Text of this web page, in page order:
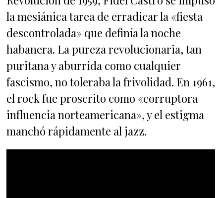
la mesiánica tarea de erradicar la «fiesta
descontrolada» que definía la noche
habanera. La pureza revolucionaria, tan
puritana y aburrida como cualquier
fascismo, no toleraba la frivolidad. En 1961,
el rock fue proscrito como «corruptora
influencia norteamericana», y el estigma
manchó rápidamente al jazz.